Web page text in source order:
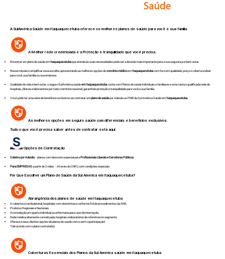
A SulAmérica Saúde em Itaquaquecetuba oferece os melhores planos de saúde para você e sua família.
A Melhor rede credenciada e a Proteção e tranquilidade que você precisa.
Encontrar um plano de saúde emItaquaquecetubaque atenda às suas necessidades pode ser a decisão mais importante para a sua segurança e bem-estar.
Nossa missão é simplificar essa escolha, apresentando as melhores opções deconvênio médicoemItaquaquecetubacom foco em qualidade, preço e cobertura ideal
para você, sua família ou sua empresa.
Qualidade de vida e bem estar, o seguro SulAmérica saúdeem Itaquaquecetuba , conta com Planos de saúde individuais e familiares e uma vasta e qualificada rede de
hospitais, clinicas e laboratórios por todo o território nacional, garantindo proteção e tranquilidade para você e sua família.
Vocêpode ter uma série de benefícios exclusivos ao contratar umplano de saúdepor Adesão ou PME da Sul América Saúde emItaquaquecetuba.
As melhores opções em seguro saúde com diferenciais e benefícios exclusivos.
Tudo o que você precisa saber antes de contratar está aqui:
Opções de Contratação
Coletivo por Adesão- planos com desconto especial paraProfissionais Liberais e Servidores Públicos
Para EMPRESASa partir de 2 vidas. - Através do CNPJ, com condições especiais.
Por Que Escolher um Plano de Saúde da Sul América emItaquaquecetuba?
Abrangência dos planos de saúde emItaquaquecetuba
A cobertura é ambulatorial, hospitalar com obstetrícia e conforme Rol de procedimentos da ANS.
Produtos Regionais e Nacionais
Acomodação em quarto individual ou enfermaria para caso de internação,
Rede médica altamente conceituada, hospitais e laboratórios de referência no segmento
Oferece a seus clientes opções de planos de saúde com e sem coparticipação!
*(de acordo com o plano contratado)
Coberturas Essenciais dos Planos da Sul América saúde emItaquaquecetuba